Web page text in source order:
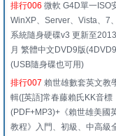
排行006 微軟 G4D單一ISO
WinXP、Server、Vista、7
系統隨身硬碟v3 更新至
月 繁體中文DVD9版
(USB隨身碟也可用)
排行007 賴世雄數套英文教
輯([英語]常春藤賴氏KK音標
(PDF+MP3)+《賴世雄美國
教程》入門、初級、中高級